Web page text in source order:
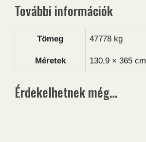
További információk
Tömeg 47778 kg
Méretek 130,9 × 365 cm
Érdekelhetnek még…